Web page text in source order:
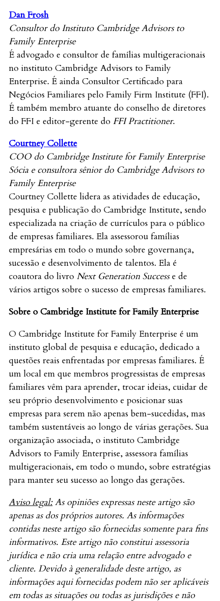
Dan Frosh
Consultor do Instituto Cambridge Advisors to
Family Enterprise
É advogado e consultor de famílias multigeracionais
no instituto Cambridge Advisors to Family
Enterprise. É ainda Consultor Certificado para
Negócios Familiares pelo Family Firm Institute (FFI).
É também membro atuante do conselho de diretores
do FFI e editor-gerente do FFI Practitioner.
Courtney Collette
COO do Cambridge Institute for Family Enterprise
Sócia e consultora sêniordo Cambridge Advisors to
Family Enterprise
Courtney Collette lidera as atividades de educação,
pesquisa e publicação do Cambridge Institute, sendo
especializada na criação de currículos para o público
de empresas familiares. Ela assessorou famílias
empresárias em todo o mundo sobre governança,
sucessão e desenvolvimento de talentos. Ela é
coautora do livro Next Generation Successe de
vários artigos sobre o sucesso de empresas familiares.
Sobre o Cambridge Institute for Family Enterprise
O Cambridge Institute for Family Enterprise é um
instituto global de pesquisa e educação, dedicado a
questões reais enfrentadas por empresas familiares. É
um local em que membros progressistas de empresas
familiares vêm para aprender, trocar ideias, cuidar de
seu próprio desenvolvimento e posicionar suas
empresas para serem não apenas bem-sucedidas, mas
também sustentáveis ao longo de várias gerações. Sua
organização associada, o instituto Cambridge
Advisors to Family Enterprise, assessora famílias
multigeracionais, em todo o mundo, sobre estratégias
para manter seu sucesso ao longo das gerações.
Aviso legal:As opiniões expressas neste artigo são
apenas as dos próprios autores. As informações
contidas neste artigo são fornecidas somente para fins
informativos. Este artigo não constitui assessoria
jurídica e não cria uma relação entre advogado e
cliente. Devido à generalidade deste artigo, as
informações aqui fornecidas podem não ser aplicáveis
em todas as situações ou todas as jurisdições e não